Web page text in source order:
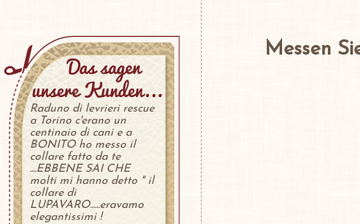
Raduno di levrieri rescue
a Torino c'erano un
centinaio di cani e a
BONITO ho messo il
collare fatto da te
....EBBENE SAI CHE
molti mi hanno detto " il
collare di
LUPAVARO......eravamo
elegantissimi !
Messen